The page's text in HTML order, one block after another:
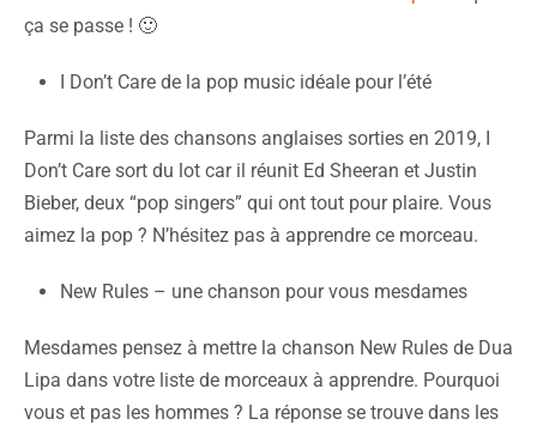
ça se passe ! 🙂
I Don’t Care de la pop music idéale pour l’été
Parmi la liste des chansons anglaises sorties en 2019, I
Don’t Care sort du lot car il réunit Ed Sheeran et Justin
Bieber, deux “pop singers” qui ont tout pour plaire. Vous
aimez la pop ? N’hésitez pas à apprendre ce morceau.
New Rules – une chanson pour vous mesdames
Mesdames pensez à mettre la chanson New Rules de Dua
Lipa dans votre liste de morceaux à apprendre. Pourquoi
vous et pas les hommes ? La réponse se trouve dans les